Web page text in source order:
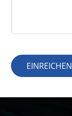
EINREICHEN